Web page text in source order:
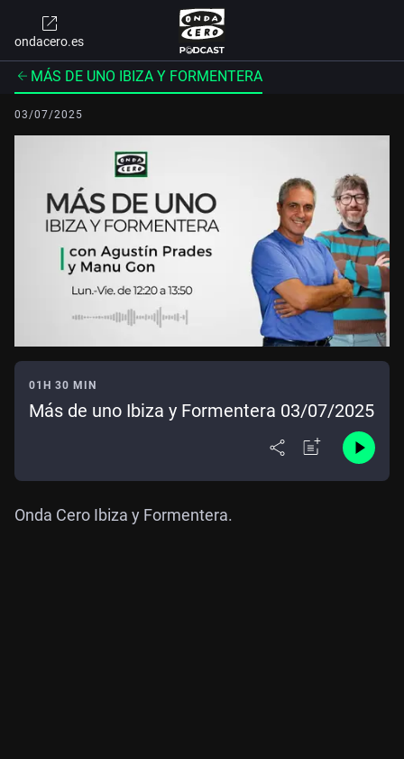
ondacero.es
MÁS DE UNO IBIZA Y FORMENTERA
03/07/2025
01H 30 MIN
Más de uno Ibiza y Formentera 03/07/2025
Onda Cero Ibiza y Formentera.